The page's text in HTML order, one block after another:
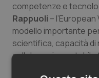
Tumori
Ulcera &
Vaccini
competenze e
Rappuoli –
modello importante
scientifica, capacità di
collaborazione stabile